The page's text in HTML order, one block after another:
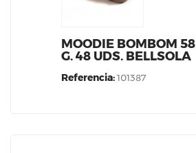
MOODIE BOMBOM 58
G. 48 UDS. BELLSOLA
Referencia:101387